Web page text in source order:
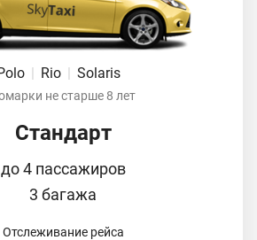
| Rio | Solaris
не старше 8 лет
Стандарт
до 4 пассажиров
3 багажа
Отслеживание рейса